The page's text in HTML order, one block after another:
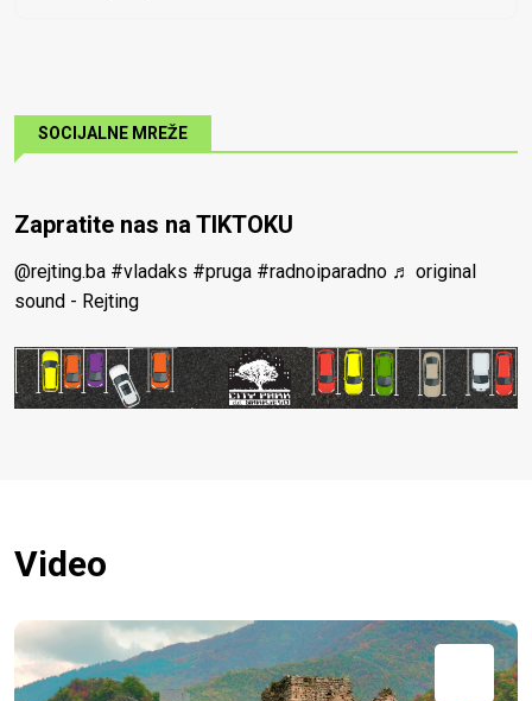
SOCIJALNE MREŽE
Zapratite nas na TIKTOKU
@rejting.ba #vladaks #pruga #radnoiparadno ♬ original
sound - Rejting
Video